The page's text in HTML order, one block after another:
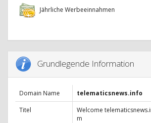
Jährliche Werbeeinnahmen
Grundlegende Information
Domain Name
telematicsnews.info
Titel
Welcome
m